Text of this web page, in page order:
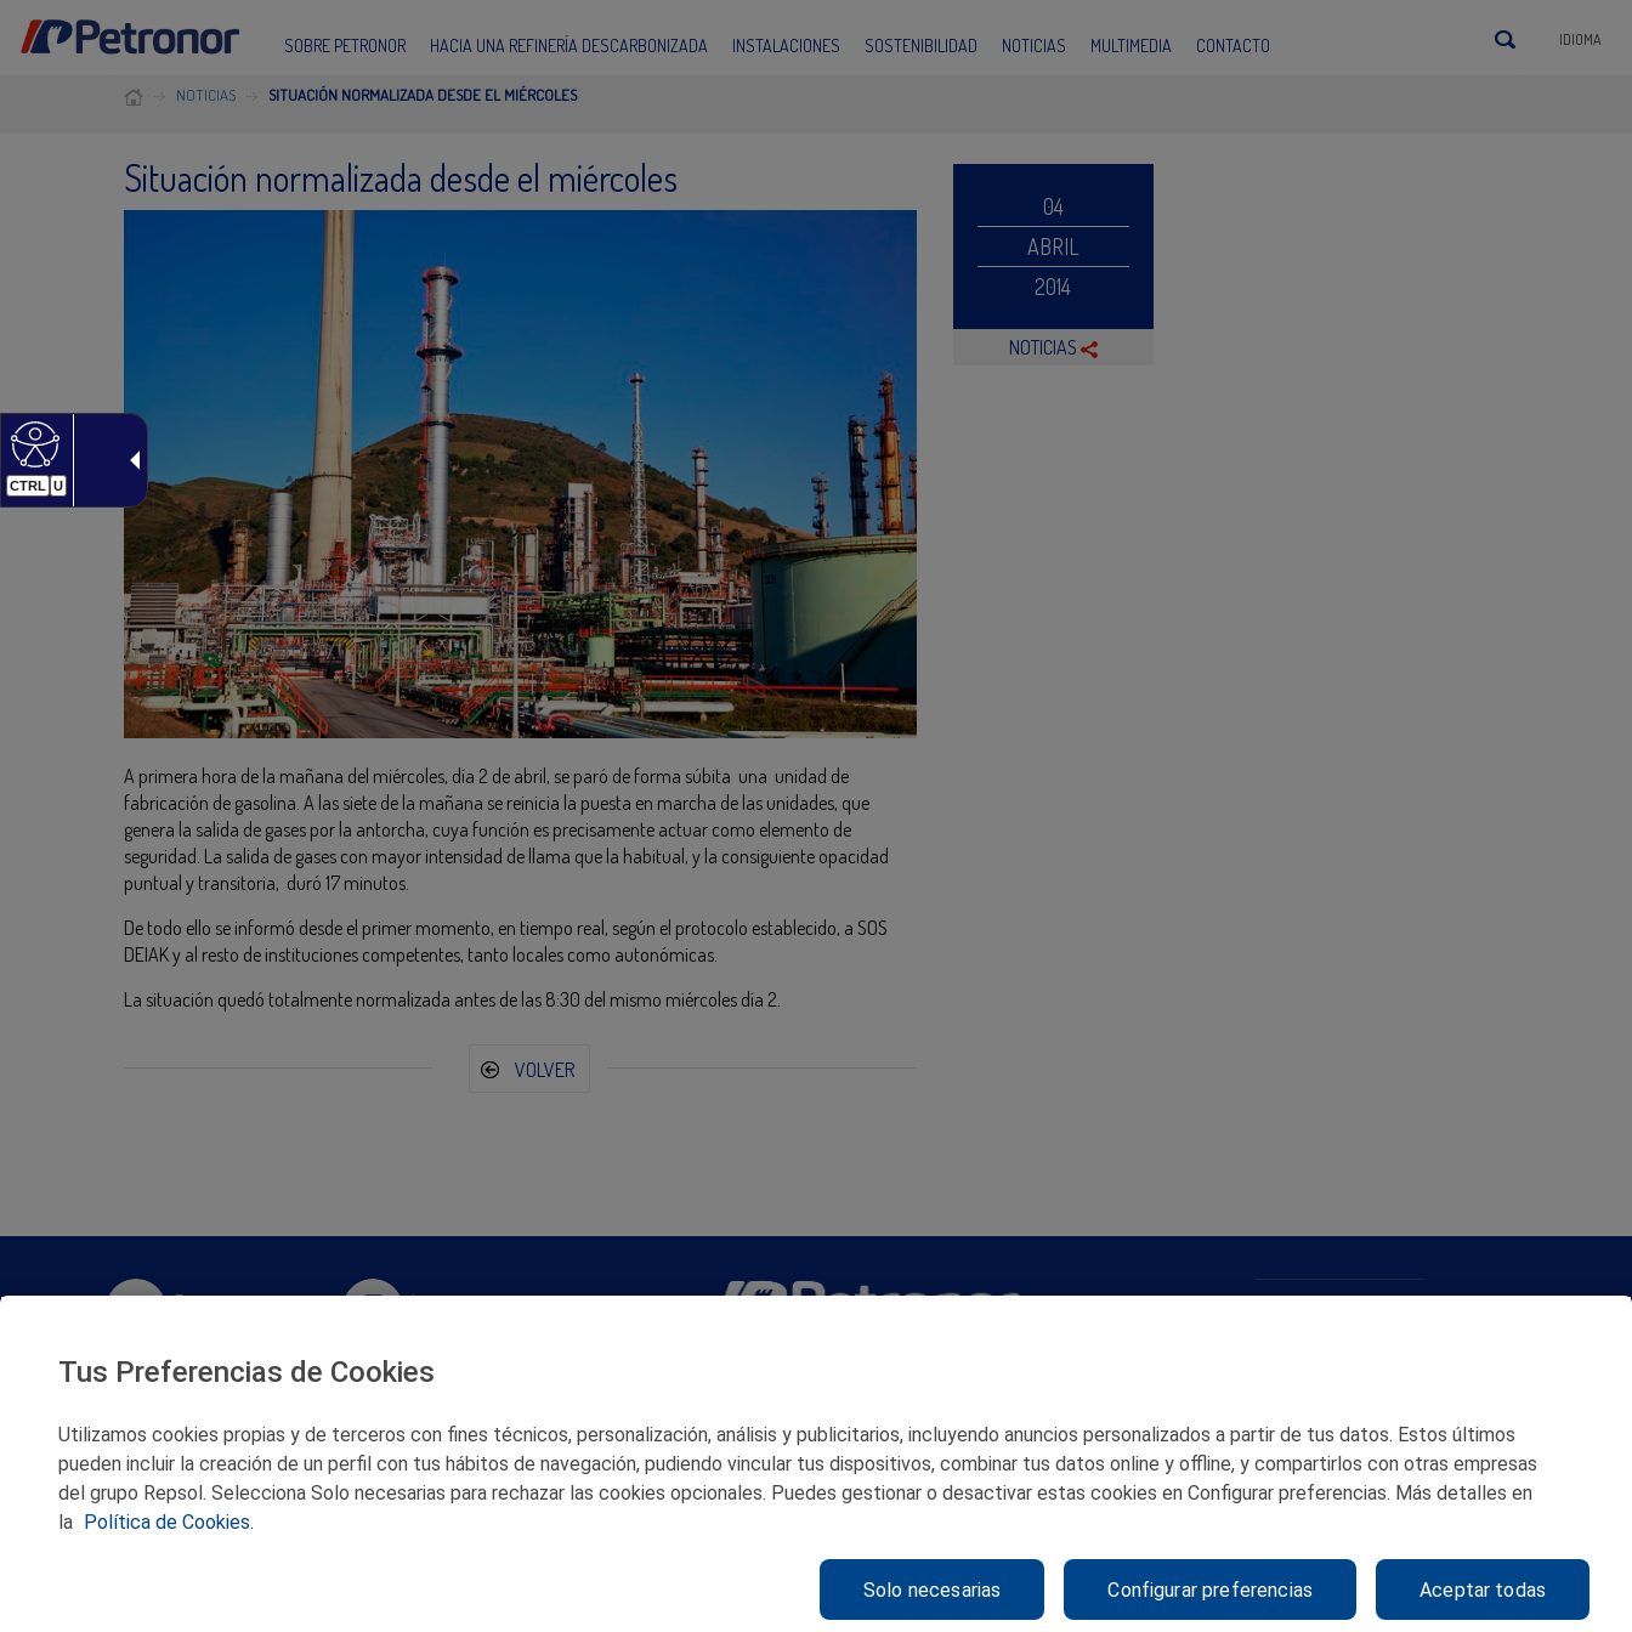
CTRL U
SOBRE PETRONOR HACIA UNA REFINERÍA DESCARBONIZADA INSTALACIONES SOSTENIBILIDAD NOTICIAS MULTIMEDIA CONTACTO IDIOMA
NOTICIAS SITUACIÓN NORMALIZADA DESDE EL MIÉRCOLES
Situación normalizada desde el miércoles
A primera hora de la mañana del miércoles, día 2 de abril, se paró de forma súbita una unidad de
fabricación de gasolina. A las siete de la mañana se reinicia la puesta en marcha de las unidades, que
genera la salida de gases por la antorcha, cuya función es precisamente actuar como elemento de
seguridad. La salida de gases con mayor intensidad de llama que la habitual, y la consiguiente opacidad
puntual y transitoria, duró 17 minutos.
De todo ello se informó desde el primer momento, en tiempo real, según el protocolo establecido, a SOS
DEIAK y al resto de instituciones competentes, tanto locales como autonómicas.
La situación quedó totalmente normalizada antes de las 8:30 del mismo miércoles día 2.
VOLVER
04
ABRIL
2014
NOTICIAS
Twitter
Facebook
Youtube
Flickr
Instagram
Slideshare
Soundcloud © 2026 Petronor S.A.
POLITICA DE COOKIES
Tus Preferencias de Cookies
Utilizamos cookies propias y de terceros con fines técnicos, personalización, análisis y publicitarios, incluyendo anuncios personalizados a partir de tus datos. Estos últimos
pueden incluir la creación de un perfil con tus hábitos de navegación, pudiendo vincular tus dispositivos, combinar tus datos online y offline, y compartirlos con otras empresas
del grupo Repsol. Selecciona Solo necesarias para rechazar las cookies opcionales. Puedes gestionar o desactivar estas cookies en Configurar preferencias. Más detalles en
la Política de Cookies.
Configurar preferencias
Solo necesarias Aceptar todas